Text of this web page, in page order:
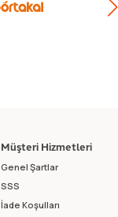
Müşteri Hizmetleri
Genel Şartlar
SSS
İade Koşulları